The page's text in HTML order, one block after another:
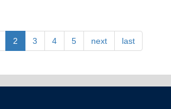
2 3 4 5 next last